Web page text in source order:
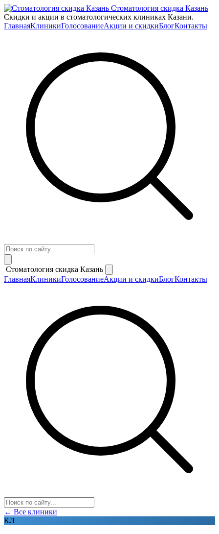
Стоматология скидка Казань
Скидки и акции в стоматологических клиниках Казани.
ГлавнаяКлиникиГолосованиеАкции и скидкиБлогКонтакты
Стоматология скидка Казань
ГлавнаяКлиникиГолосованиеАкции и скидкиБлогКонтакты
← Все клиники
КЛ